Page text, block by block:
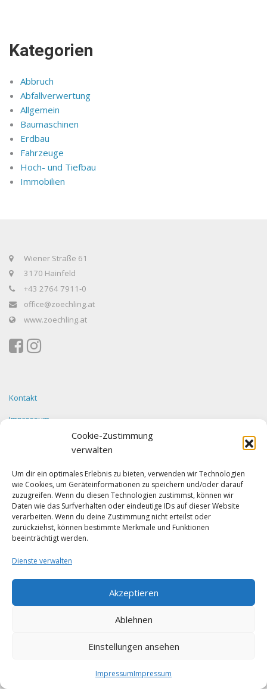
Cookie-Zustimmung
verwalten
Um dir ein optimales Erlebnis zu bieten, verwenden wir Technologien
wie Cookies, um Geräteinformationen zu speichern und/oder darauf
zuzugreifen. Wenn du diesen Technologien zustimmst, können wir
Daten wie das Surfverhalten oder eindeutige IDs auf dieser Website
verarbeiten. Wenn du deine Zustimmung nicht erteilst oder
zurückziehst, können bestimmte Merkmale und Funktionen
beeinträchtigt werden.
Dienste verwalten
Akzeptieren
Ablehnen
Einstellungen ansehen
ImpressumImpressum
Kategorien
Abbruch
Abfallverwertung
Allgemein
Baumaschinen
Erdbau
Fahrzeuge
Hoch- und Tiefbau
Immobilien
Wiener Straße 61
3170 Hainfeld
+43 2764 7911-0
office@zoechling.at
www.zoechling.at
Kontakt
Impressum
Facebook
Klicke auf "Ich stimme zu", um Facebook
zu aktivieren
Ich stimme zu